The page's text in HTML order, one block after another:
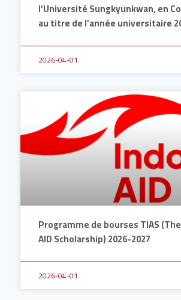
l’Université Sungkyunkwan, en
au titre de l’année universitaire
2026-04-01
Programme de bourses TIAS
AID Scholarship) 2026-2027
2026-04-01